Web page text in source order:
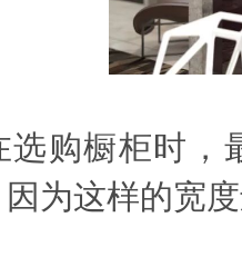
选购橱柜时，
为这样的宽